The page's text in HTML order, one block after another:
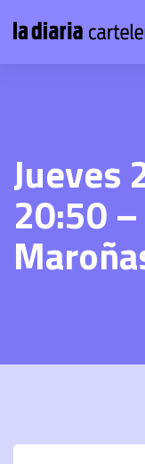
Jueves
20:50